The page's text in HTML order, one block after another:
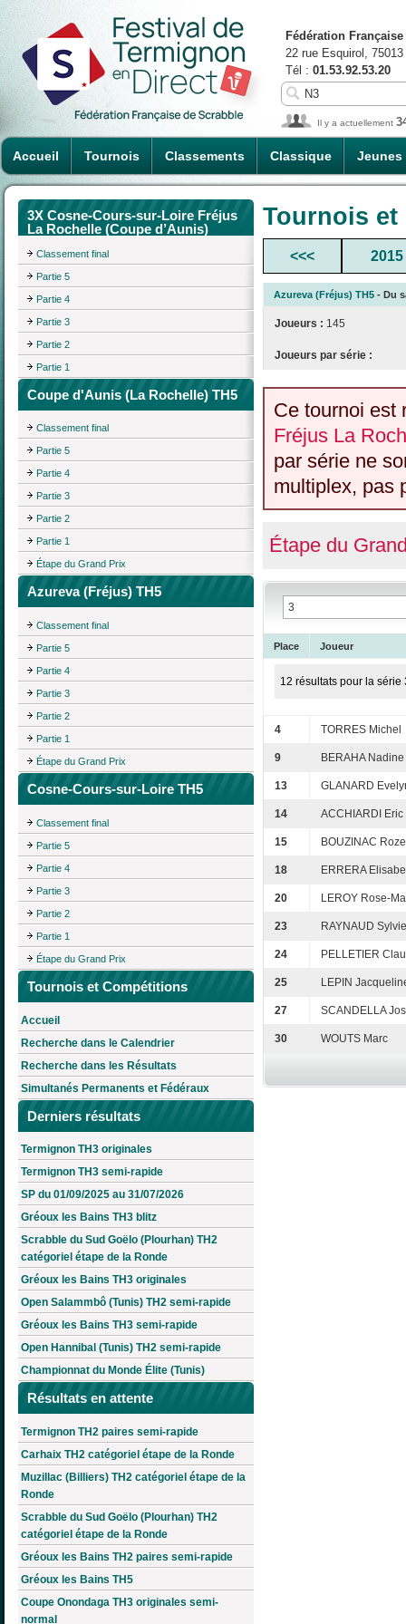
Accueil Tournois Classements Classique Jeunes
Fédération
22 rue Esquirol,
Tél : 01.53.92.53.20
Il y a actuellement
3X Cosne-Cours-sur-Loire Fréjus
La Rochelle (Coupe d’Aunis)
Classement final
Partie 5
Partie 4
Partie 3
Partie 2
Partie 1
Coupe d'Aunis (La Rochelle) TH5
Classement final
Partie 5
Partie 4
Partie 3
Partie 2
Partie 1
Étape du Grand Prix
Azureva (Fréjus) TH5
Classement final
Partie 5
Partie 4
Partie 3
Partie 2
Partie 1
Étape du Grand Prix
Cosne-Cours-sur-Loire TH5
Classement final
Partie 5
Partie 4
Partie 3
Partie 2
Partie 1
Étape du Grand Prix
Tournois et Compétitions
Accueil
Recherche dans le Calendrier
Recherche dans les Résultats
Simultanés Permanents et Fédéraux
Derniers résultats
Termignon TH3 originales
Termignon TH3 semi-rapide
SP du 01/09/2025 au 31/07/2026
Gréoux les Bains TH3 blitz
Scrabble du Sud Goëlo (Plourhan) TH2
catégoriel étape de la Ronde
Gréoux les Bains TH3 originales
Open Salammbô (Tunis) TH2 semi-rapide
Gréoux les Bains TH3 semi-rapide
Open Hannibal (Tunis) TH2 semi-rapide
Championnat du Monde Élite (Tunis)
Résultats en attente
Termignon TH2 paires semi-rapide
Carhaix TH2 catégoriel étape de la Ronde
Muzillac (Billiers) TH2 catégoriel étape de la
Ronde
Scrabble du Sud Goëlo (Plourhan) TH2
catégoriel étape de la Ronde
Gréoux les Bains TH2 paires semi-rapide
Gréoux les Bains TH5
Coupe Onondaga TH3 originales semi-
normal
Tournois
<<< 2015
Azureva (Fréjus) TH5 - Du
Joueurs : 145
Joueurs par série :
Ce tournoi est
Fréjus La
par série ne
multiplex, pas
Étape du
Place Joueur
12 résultats pour la série
4 TORRES Michel
9 BERAHA Nadine
13 GLANARD
14 ACCHIARDI Eric
15 BOUZINAC
18 ERRERA
20 LEROY Rose-
23 RAYNAUD Sylvie
24 PELLETIER
25 LEPIN
27 SCANDELLA
30 WOUTS Marc